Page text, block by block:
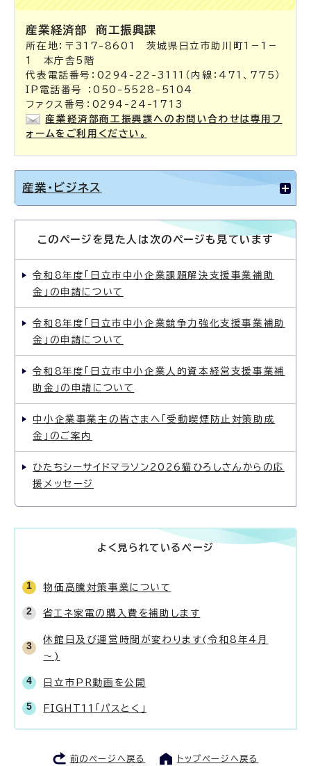
産業経済部商工振興課
所在地：〒317-8601 茨城県日立市助川町1－1－
1 本庁舎5階
代表電話番号：0294-22-3111（内線：471、775）
IP電話番号 ：050-5528-5104
ファクス番号：0294-24-1713
産業経済部商工振興課へのお問い合わせは専用フ
ォームをご利用ください。
産業・ビジネス
このページを見た人は次のページも見ています
令和8年度「日立市中小企業課題解決支援事業補助
金」の申請について
令和8年度「日立市中小企業競争力強化支援事業補助
金」の申請について
令和8年度「日立市中小企業人的資本経営支援事業補
助金」の申請について
中小企業事業主の皆さまへ「受動喫煙防止対策助成
金」のご案内
ひたちシーサイドマラソン2026猫ひろしさんからの応
援メッセージ
よく見られているページ
物価高騰対策事業について
省エネ家電の購入費を補助します
休館日及び運営時間が変わります(令和8年4月
～)
日立市PR動画を公開
FIGHT11「パスとく」
前のページへ戻る トップページへ戻る